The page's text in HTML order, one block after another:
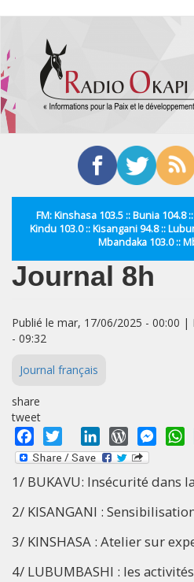
contenu
principal
FM: Kinshasa 103.5 :: Bunia 104.8
Kindu 103.0 :: Kisangani 94.8 ::
Mbandaka 103.0 ::
Journal 8h
Publié le mar, 17/06/2025 - 00:00
- 09:32
Journal français
share
tweet
Facebook
Twitter LinkedInWordPress
1/ BUKAVU: Insécurité dans
2/ KISANGANI :
3/ KINSHASA : Atelier sur
4/ LUBUMBASHI : les